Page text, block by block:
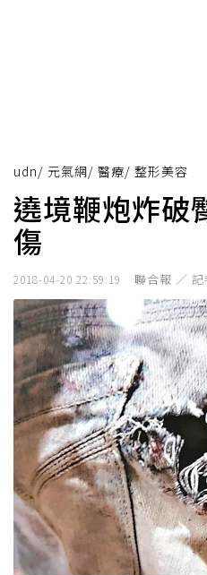
udn/ 元氣網/ 醫療/ 整形美容
遶境鞭炮炸破
傷
2018-04-20 22:59:19 聯合報 ／